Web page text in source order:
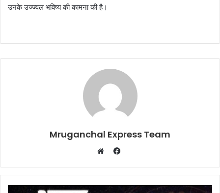
उनके उज्ज्वल भविष्य की कामना की है।
Mruganchal Express Team
Facebook